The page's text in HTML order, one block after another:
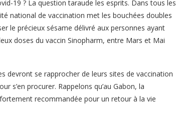
19 ? La question taraude les esprits. Dans tous les
national de vaccination met les bouchées doubles
le précieux sésame délivré aux personnes ayant
doses du vaccin Sinopharm, entre Mars et Mai
devront se rapprocher de leurs sites de vaccination
s’en procurer. Rappelons qu’au Gabon, la
recommandée pour un retour à la vie